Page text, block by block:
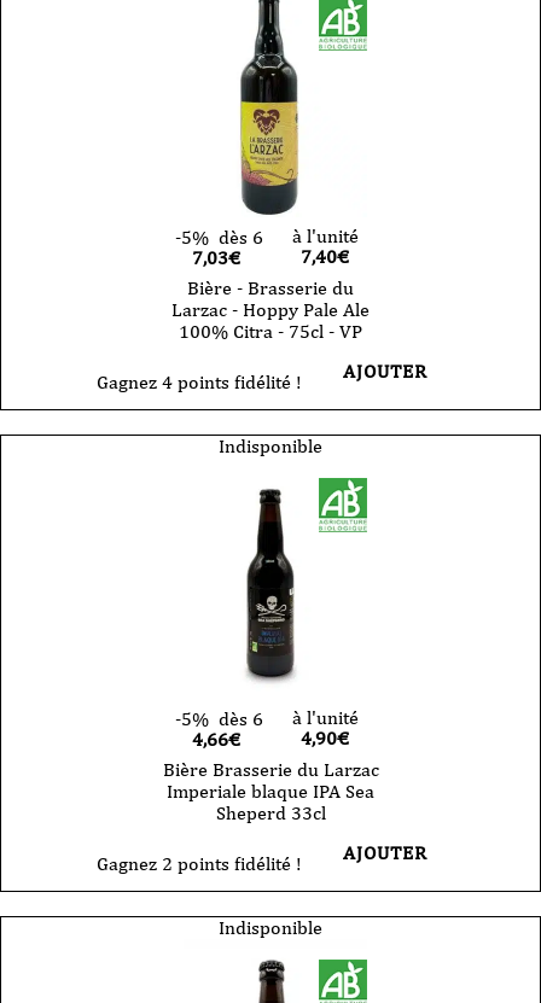
-5% dès 6
7,03€
à l'unité
7,40€
Bière - Brasserie du
Larzac - Hoppy Pale Ale
100% Citra - 75cl - VP
Gagnez 4 points fidélité ! AJOUTER
Indisponible
-5% dès 6
4,66€
à l'unité
4,90€
Bière Brasserie du Larzac
Imperiale blaque IPA Sea
Sheperd 33cl
Gagnez 2 points fidélité ! AJOUTER
Indisponible